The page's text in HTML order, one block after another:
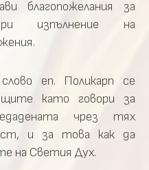
благопожелания за
изпълнение на
еп. Поликарп се
като говори за
чрез тях
и за това как да
на Светия Дух.